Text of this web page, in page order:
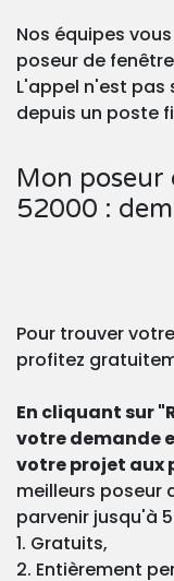
Nos équipes
poseur de
L'appel n'est pas
depuis un poste
Mon poseur
52000 :
Pour trouver
profitez
En cliquant sur
votre demande
votre projet aux
meilleurs poseur
parvenir jusqu'à
1. Gratuits,
2. Entièrement